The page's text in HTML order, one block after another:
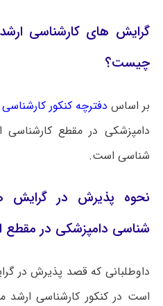
گرایش های کارشناسی
چیست؟
بر اساس دفترچه کنکور کارشناسی
دامپزشکی در مقطع کارشناسی
شناسی است.
نحوه پذیرش در گرایش
شناسی دامپزشکی در مقطع
داوطلبانی که قصد پذیرش در
است در کنکور کارشناسی ارشد